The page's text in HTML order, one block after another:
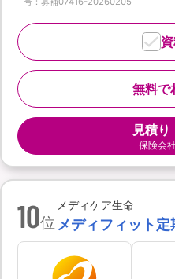
無料で
見積り
保険会
10位
メディケア生命
メディフィット定